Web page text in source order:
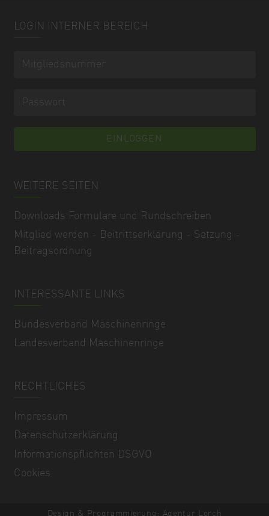
LOGIN INTERNER BEREICH
WEITERE SEITEN
Downloads Formulare und Rundschreiben
Mitglied werden - Beitrittserklärung - Satzung -
Beitragsordnung
INTERESSANTE LINKS
Bundesverband Maschinenringe
Landesverband Maschinenringe
RECHTLICHES
Impressum
Datenschutzerklärung
Informationspflichten DSGVO
Cookies
Design & Programmierung: Agentur Lorch